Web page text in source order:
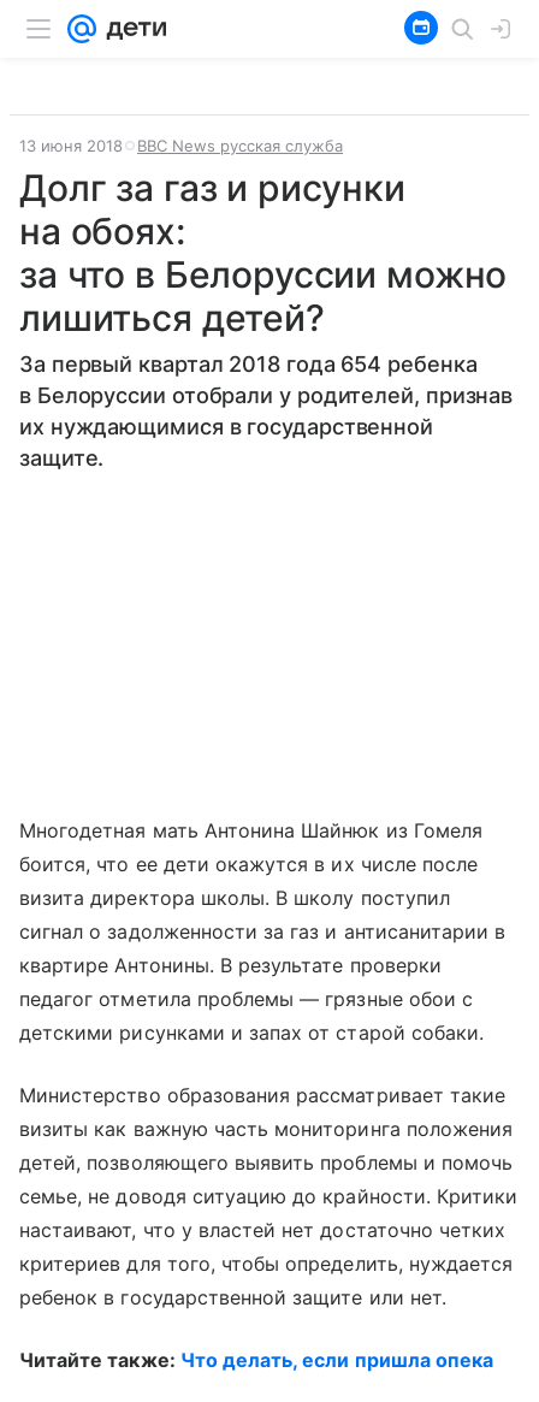
13 июня 2018 ВВС News русская служба
Долг за газ и рисунки
на обоях:
за что в Белоруссии можно
лишиться детей?
За первый квартал 2018 года 654 ребенка
в Белоруссии отобрали у родителей, признав
их нуждающимися в государственной
защите.
Многодетная мать Антонина Шайнюк из Гомеля
боится, что ее дети окажутся в их числе после
визита директора школы. В школу поступил
сигнал о задолженности за газ и антисанитарии в
квартире Антонины. В результате проверки
педагог отметила проблемы — грязные обои с
детскими рисунками и запах от старой собаки.
Министерство образования рассматривает такие
визиты как важную часть мониторинга положения
детей, позволяющего выявить проблемы и помочь
семье, не доводя ситуацию до крайности. Критики
настаивают, что у властей нет достаточно четких
критериев для того, чтобы определить, нуждается
ребенок в государственной защите или нет.
Читайте также: Что делать, если пришла опека